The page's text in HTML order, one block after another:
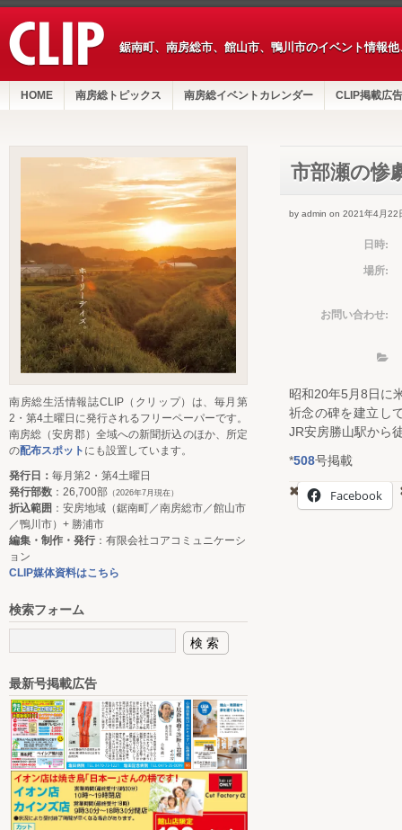
鋸南町、南房総市、館山市、鴨川市のイベント情報
HOME 南房総トピックス 南房総イベントカレンダー CLIP掲載広告
市部瀬の惨
by admin on 2021年4月22
日時:
場所:
お問い合わせ:
昭和20年5月8日に
祈念の碑を建立し
JR安房勝山駅から
*508号掲載
Facebook
南房総生活情報誌CLIP（クリップ）は、毎月第
2・第4土曜日に発行されるフリーペーパーです。
南房総（安房郡）全域への新聞折込のほか、所定
の配布スポット にも設置しています。
発行日： 毎月第2・第4土曜日
発行部数 ：26,700部 （2026年7月現在）
折込範囲 ：安房地域（鋸南町／南房総市／館山市
／鴨川市）+ 勝浦市
編集・制作・発行：有限会社コアコミュニケーシ
ョン
CLIP媒体資料はこちら
検索フォーム
最新号掲載広告